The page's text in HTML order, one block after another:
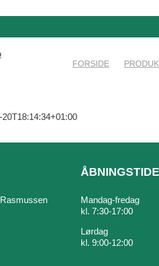
FORSIDE
20T18:14:34+01:00
Mandag-fredag
kl. 7:30-17:00
Lørdag
kl. 9:00-12:00